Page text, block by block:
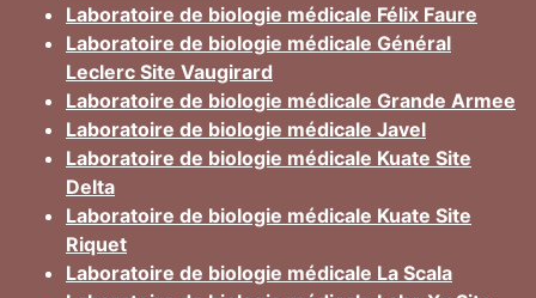
Laboratoire de biologie médicale Félix Faure
Laboratoire de biologie médicale Général
Leclerc Site Vaugirard
Laboratoire de biologie médicale Grande Armee
Laboratoire de biologie médicale Javel
Laboratoire de biologie médicale Kuate Site
Delta
Laboratoire de biologie médicale Kuate Site
Riquet
Laboratoire de biologie médicale La Scala